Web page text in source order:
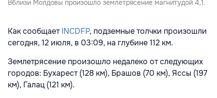
Вблизи Молдовы произошло землетрясение магнитудой 4,1.
Как сообщаетINCDFP, подземные толчки произошли
сегодня, 12 июля, в 03:09, на глубине 112 км.
Землетрясение произошло недалеко от следующих
городов: Бухарест (128 км), Брашов (70 км), Яссы (197
км), Галац (121 км).